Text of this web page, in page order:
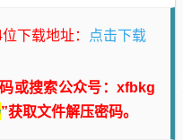
下载地址： 点击下载
或搜索公众号：xfbkg
”获取文件解压密码。